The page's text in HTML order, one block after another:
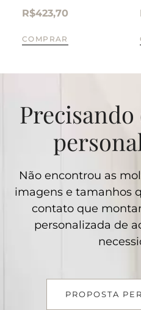
R$423,70
COMPRAR
Não encontrou as
imagens e tamanhos
contato que
personalizada de
PROPOSTA